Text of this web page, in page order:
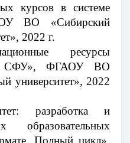
курсов в системе
ВО «Сибирский
2022 г.
ресурсы
СФУ», ФГАОУ ВО
университет», 2022
разработка и
образовательных
Полный цикл»,